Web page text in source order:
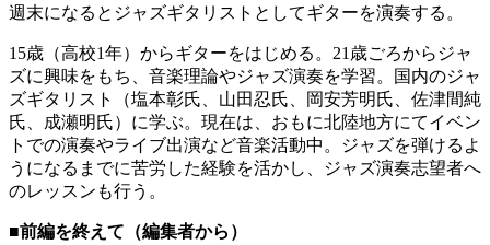
週末になるとジャズギタリストとしてギターを演奏する。
15歳（高校1年）からギターをはじめる。21歳ごろからジャ
ズに興味をもち、音楽理論やジャズ演奏を学習。国内のジャ
ズギタリスト（塩本彰氏、山田忍氏、岡安芳明氏、佐津間純
氏、成瀬明氏）に学ぶ。現在は、おもに北陸地方にてイベン
トでの演奏やライブ出演など音楽活動中。ジャズを弾けるよ
うになるまでに苦労した経験を活かし、ジャズ演奏志望者へ
のレッスンも行う。
■前編を終えて（編集者から）